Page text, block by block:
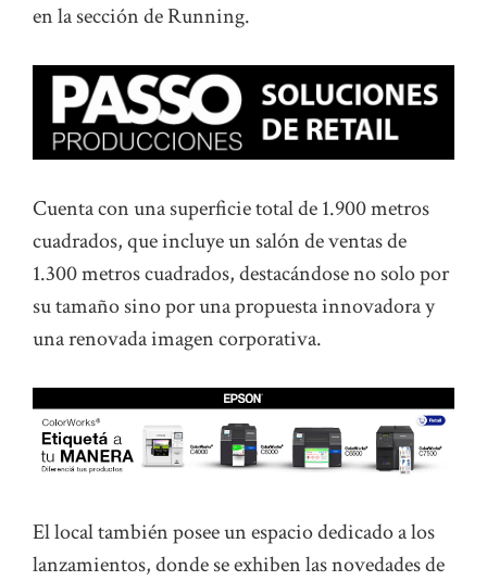
en la sección de Running.
Cuenta con una superficie total de 1.900 metros
cuadrados, que incluye un salón de ventas de
1.300 metros cuadrados, destacándose no solo por
su tamaño sino por una propuesta innovadora y
una renovada imagen corporativa.
El local también posee un espacio dedicado a los
lanzamientos, donde se exhiben las novedades de